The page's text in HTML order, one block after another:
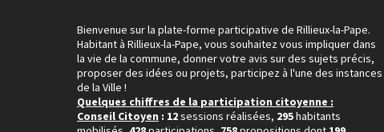
Bienvenue sur la plate-forme participative de Rillieux-la-Pape.
Habitant à Rillieux-la-Pape, vous souhaitez vous impliquer dans
la vie de la commune, donner votre avis sur des sujets précis,
proposer des idées ou projets, participez à l'une des instances
de la Ville !
Quelques chiffres de la participation citoyenne :
Conseil Citoyen : 12sessions réalisées, 295habitants